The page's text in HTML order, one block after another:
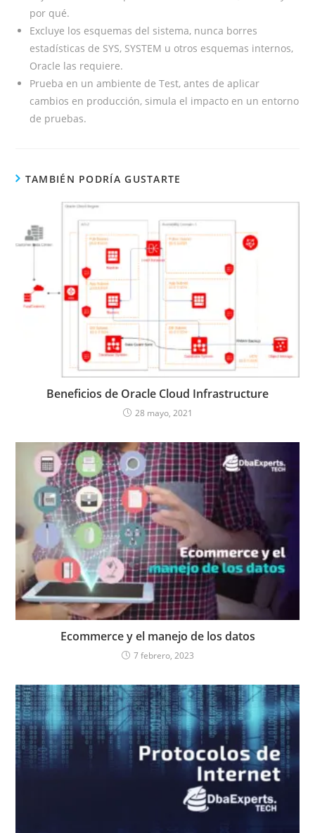
por qué.
Excluye los esquemas del sistema, nunca borres
estadísticas de SYS, SYSTEM u otros esquemas internos,
Oracle las requiere.
Prueba en un ambiente de Test, antes de aplicar
cambios en producción, simula el impacto en un entorno
de pruebas.
TAMBIÉN PODRÍA GUSTARTE
Beneficios de Oracle Cloud Infrastructure
28 mayo, 2021
Ecommerce y el manejo de los datos
7 febrero, 2023